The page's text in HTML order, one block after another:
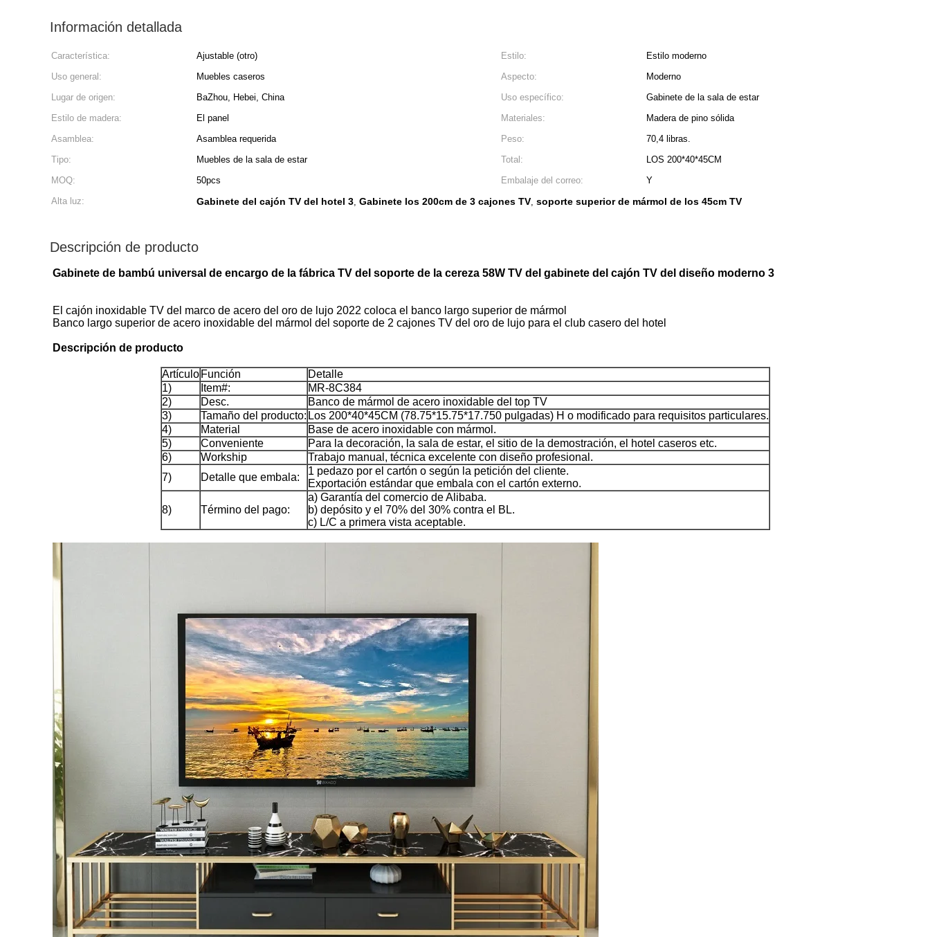
Deja un mensaje
¡Te llamaremos pronto!
PRESENTACIóN
Información detallada
Característica: Ajustable (otro) Estilo:
Estilo moderno
Uso general:
Muebles caseros Aspecto:
Moderno
Lugar de origen:
BaZhou, Hebei, China Uso específico:
Gabinete de la sala de estar
Estilo de madera:
El panel Materiales:
Madera de pino sólida
Asamblea:
Asamblea requerida Peso:
70,4 libras.
Tipo:
Muebles de la sala de estar Total:
LOS 200*40*45CM
MOQ:
50pcs Embalaje del correo:
Y
Alta luz:
Gabinete del cajón TV del hotel 3, Gabinete los 200cm de 3 cajones TV, soporte superior de mármol de los 45cm TV
Descripción de producto
Gabinete de bambú universal de encargo de la fábrica TV del soporte de la cereza 58W TV del gabinete del cajón TV del diseño moderno 3
El cajón inoxidable TV del marco de acero del oro de lujo 2022 coloca el banco largo superior de mármol
Banco largo superior de acero inoxidable del mármol del soporte de 2 cajones TV del oro de lujo para el club casero del hotel
Descripción de producto
Artículo Función
Detalle
1)
Item#:
MR-8C384
2)
Desc.
Banco de mármol de acero inoxidable del top TV
3)
Tamaño del producto: Los 200*40*45CM (78.75*15.75*17.750 pulgadas) H o modificado para requisitos particulares.
4)
Material
Base de acero inoxidable con mármol.
5)
Conveniente
Para la decoración, la sala de estar, el sitio de la demostración, el hotel caseros etc.
6)
Workship
Trabajo manual, técnica excelente con diseño profesional.
7)
Detalle que embala:
1 pedazo por el cartón o según la petición del cliente.
Exportación estándar que embala con el cartón externo.
8) Término del pago:
a) Garantía del comercio de Alibaba.
b) depósito y el 70% del 30% contra el BL.
c) L/C a primera vista aceptable.